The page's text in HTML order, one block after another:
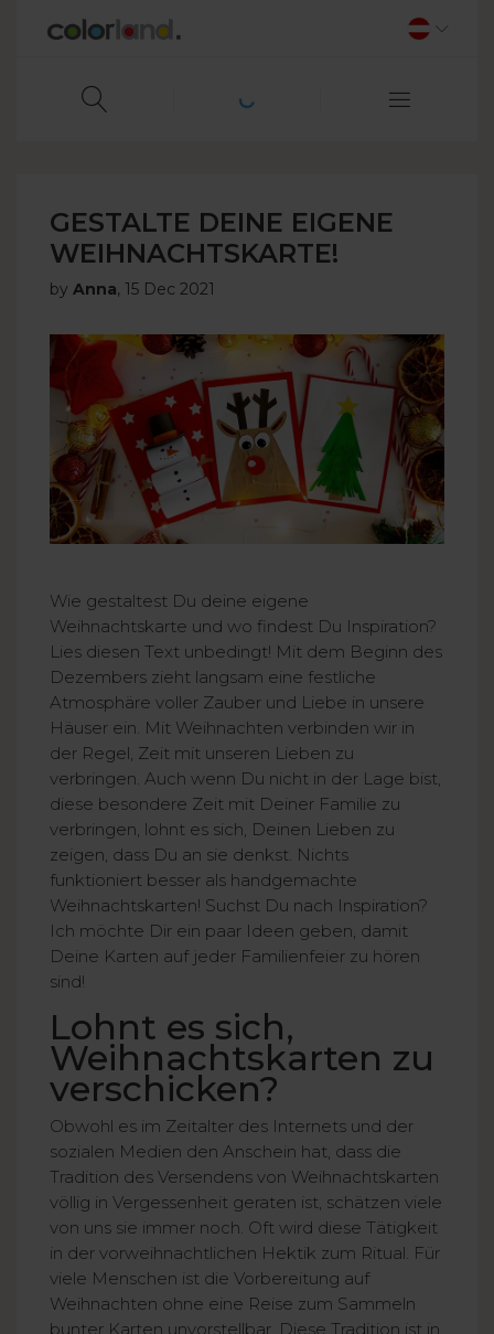
GESTALTE DEINE EIGENE
WEIHNACHTSKARTE!
by Anna, 15 Dec 2021
Wie gestaltest Du deine eigene
Weihnachtskarte und wo findest Du Inspiration?
Lies diesen Text unbedingt! Mit dem Beginn des
Dezembers zieht langsam eine festliche
Atmosphäre voller Zauber und Liebe in unsere
Häuser ein. Mit Weihnachten verbinden wir in
der Regel, Zeit mit unseren Lieben zu
verbringen. Auch wenn Du nicht in der Lage bist,
diese besondere Zeit mit Deiner Familie zu
verbringen, lohnt es sich, Deinen Lieben zu
zeigen, dass Du an sie denkst. Nichts
funktioniert besser als handgemachte
Weihnachtskarten! Suchst Du nach Inspiration?
Ich möchte Dir ein paar Ideen geben, damit
Deine Karten auf jeder Familienfeier zu hören
sind!
Lohnt es sich,
Weihnachtskarten zu
verschicken?
Obwohl es im Zeitalter des Internets und der
sozialen Medien den Anschein hat, dass die
Tradition des Versendens von Weihnachtskarten
völlig in Vergessenheit geraten ist, schätzen viele
von uns sie immer noch. Oft wird diese Tätigkeit
in der vorweihnachtlichen Hektik zum Ritual. Für
viele Menschen ist die Vorbereitung auf
Weihnachten ohne eine Reise zum Sammeln
bunter Karten unvorstellbar. Diese Tradition ist in